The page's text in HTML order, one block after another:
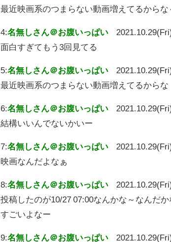
最近映画系のつまらない動画増えてるからな
4:名無しさん＠お腹いっぱい
面白すぎてもう3回見てる
5:名無しさん＠お腹いっぱい
最近映画系のつまらない動画増えてるからな
6:名無しさん＠お腹いっぱい
結構いいんでないかいー
7:名無しさん＠お腹いっぱい
映画なんだよなぁ
8:名無しさん＠お腹いっぱい
投稿したのが10/27 07:00なんかな～なんだ
すごいよなー
9:名無しさん＠お腹いっぱい